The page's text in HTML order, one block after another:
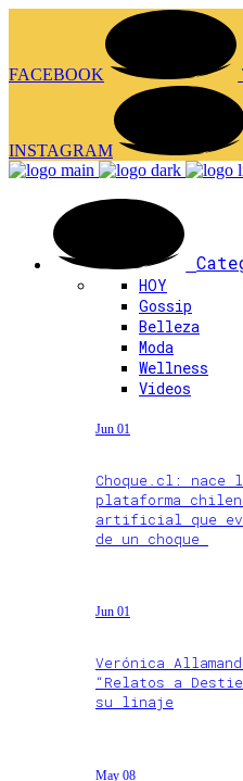
FACEBOOK
INSTAGRAM
HOY
Gossip
Belleza
Moda
Wellness
Videos
Jun 01
Choque.cl: nace
plataforma
artificial que
de un choque
Jun 01
Verónica
“Relatos a
su linaje
May 08